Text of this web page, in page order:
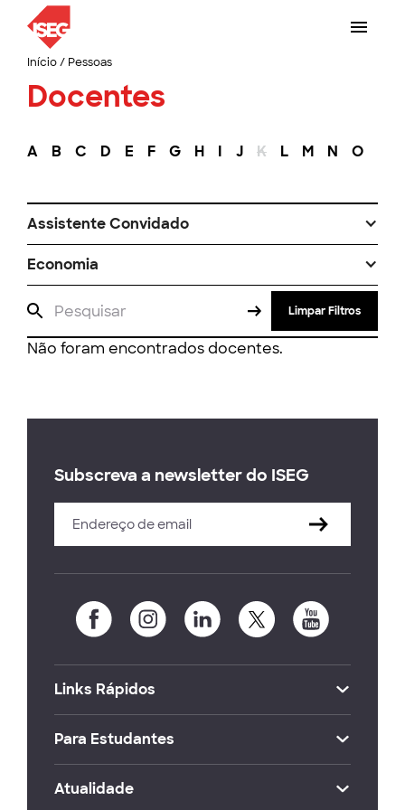
Início/ Pessoas
Docentes
A B C D E F G H I J K L M N O
Assistente Convidado
Economia
Limpar Filtros
Não foram encontrados docentes.
Subscreva a newsletter do ISEG
Links Rápidos
Para Estudantes
Atualidade